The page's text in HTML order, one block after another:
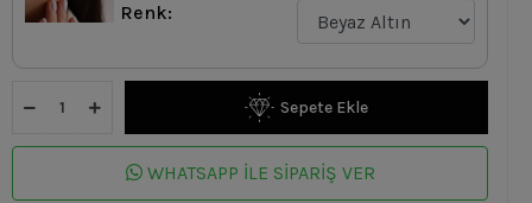
Renk:
Sepete Ekle
WHATSAPP İLE SİPARİŞ VER